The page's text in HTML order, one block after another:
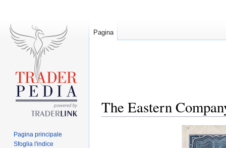
The Eastern
Pagina
Pagina principale
Sfoglia l'indice